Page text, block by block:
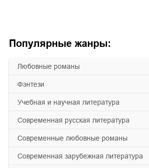
Популярные жанры:
любовные романы
фэнтези
учебная и научная литература
современная русская литература
современные любовные романы
современная зарубежная литература